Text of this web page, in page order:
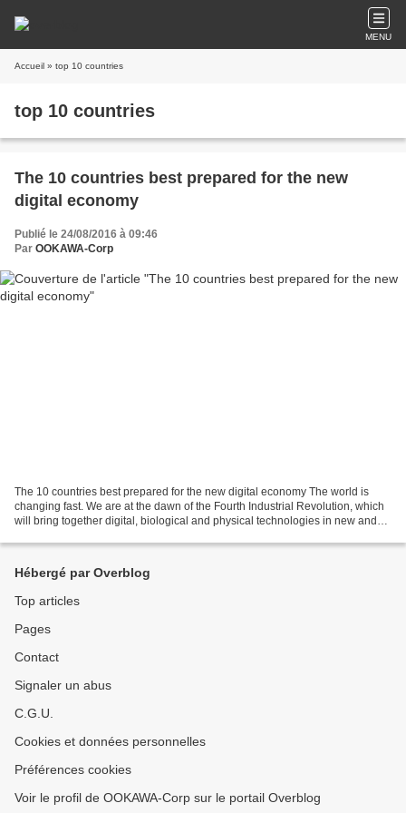
MENU
Accueil » top 10 countries
top 10 countries
The 10 countries best prepared for the new
digital economy
Publié le 24/08/2016 à 09:46
Par OOKAWA-Corp
The 10 countries best prepared for the new digital economy The world is
changing fast. We are at the dawn of the Fourth Industrial Revolution, which
will bring together digital, biological and physical technologies in new and
Hébergé par Overblog
Top articles
Pages
Contact
Signaler un abus
C.G.U.
Cookies et données personnelles
Préférences cookies
Voir le profil de OOKAWA-Corp sur le portail Overblog